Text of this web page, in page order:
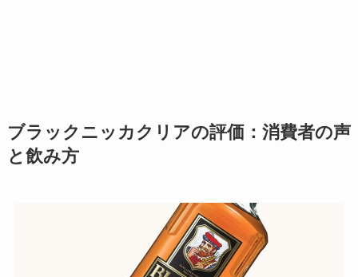
ブラックニッカクリアの評価：消費者の声
と飲み方